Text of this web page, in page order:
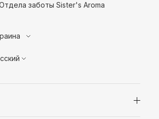
заботы Sister's Aroma